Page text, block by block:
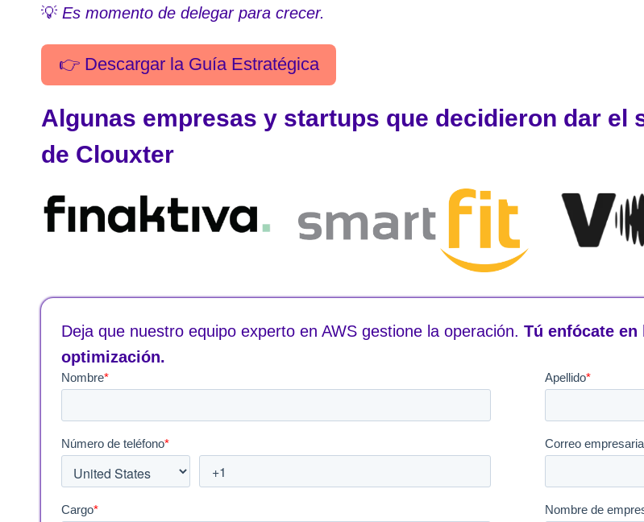
💡 Es momento de delegar para crecer.
👉 Descargar la Guía Estratégica
Algunas empresas y startups que decidieron dar el
de Clouxter
Deja que nuestro equipo experto en AWS gestione la operación. Tú enfócate
optimización.